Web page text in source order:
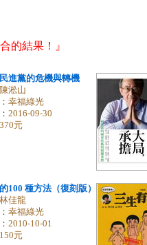
的結果！』
進黨的危機與轉機
陳淞山
幸福綠光
2016-09-30
370元
100 種方法（復刻版）
林佳龍
幸福綠光
2010-10-01
150元